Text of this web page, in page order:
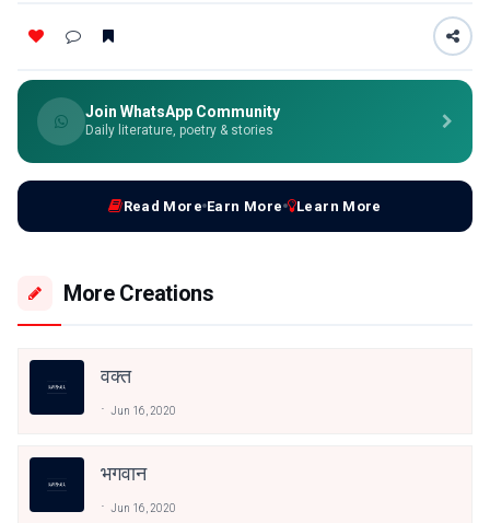
Join WhatsApp Community
Daily literature, poetry & stories
Read More Earn More Learn More
More Creations
वक्त
Jun 16, 2020
भगवान
Jun 16, 2020